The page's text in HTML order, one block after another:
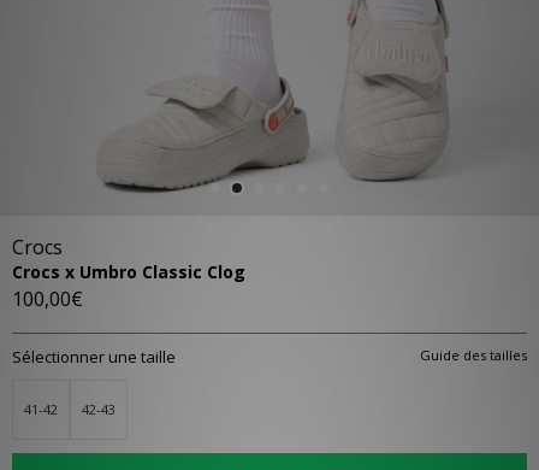
Crocs
Crocs x Umbro Classic Clog
100,00€
Guide des tailles
Sélectionner une taille
41-42 42-43